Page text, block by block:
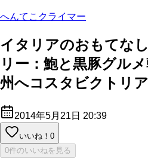
へんてこクライマー
イタリアのおもてな
リー：鮑と黒豚グル
州へコスタビクトリ
2014年5月21日 20:39
いいね！ 0
0件のいいねを見る